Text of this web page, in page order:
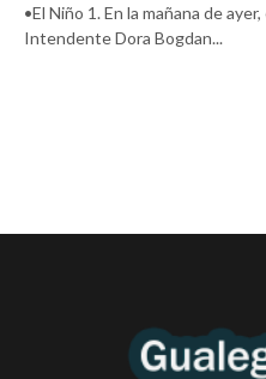
•El Niño 1. En la mañana de
Intendente Dora Bogdan...